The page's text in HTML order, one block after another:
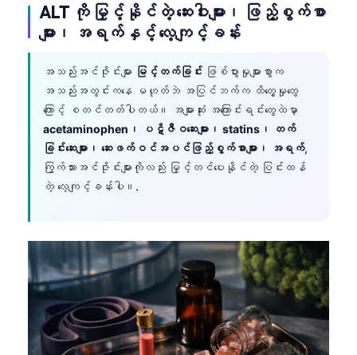
ALT ကို မြှင့်နိုင်တဲ့ ဆေးဝါးများ၊ ဖြည့်စွက်စာ
များ၊ အရက်နှင့် လေ့ကျင့်ခန်း
အသည်းအင်ဇိုင်းများ မြင့်တက်ခြင်း ဖြစ်ပွားမှုများစွာက
အသည်းအတွင်းကနေ မဟုတ်ဘဲ အပြင်ဘက်က ထိတွေ့မှုတွေ
ကြောင့် စတင်တတ်ပါတယ်။ အများဆုံး အကြောင်းရင်းတွေထဲမှာ
acetaminophen၊ ပဋိဇီဝဆေးများ၊ statins၊ တက်
ခြင်းဆေးများ၊ ဆေးဖက်ဝင်အပင်ဖြည့်စွက်စာများ၊ အရက်,
ကြွက်သားအင်ဇိုင်းများကိုလည်း မြှင့်တင်ပေးနိုင်တဲ့ ပြင်းထန်
တဲ့ လေ့ကျင့်ခန်းပါ။.
Tagalog
ไทย
ភាសាខ្មែរ
Kiswahili
O‘zbekcha
Català
Қазақ тілі
Suomi
Hrvatski